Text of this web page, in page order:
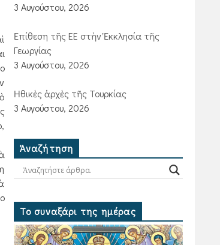
3 Αυγούστου, 2026
Ἐπίθεση τῆς ΕΕ στὴν Ἐκκλησία τῆς
Γεωργίας
3 Αυγούστου, 2026
Ἠθικὲς ἀρχὲς τῆς Τουρκίας
3 Αυγούστου, 2026
Ἀναζήτηση
Το συναξάρι της ημέρας